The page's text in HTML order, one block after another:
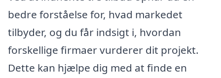
bedre forståelse for, hvad markedet
tilbyder, og du får indsigt i, hvordan
forskellige firmaer vurderer dit projekt.
Dette kan hjælpe dig med at finde en